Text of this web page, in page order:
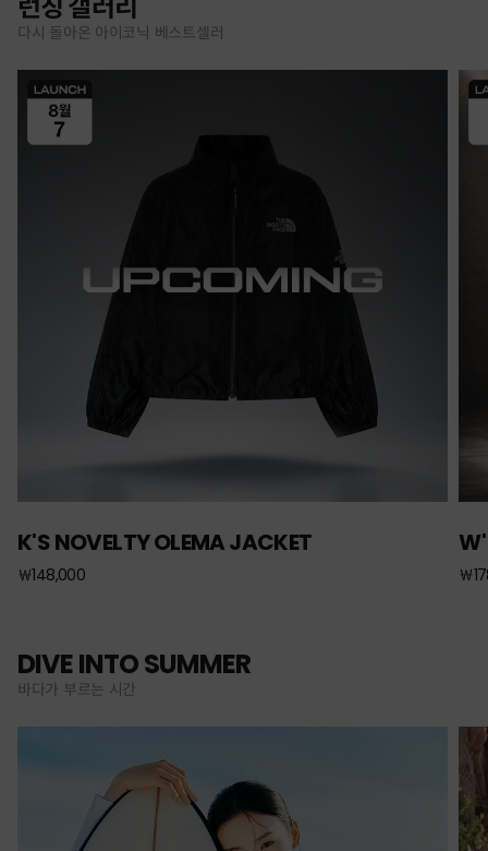
런칭 갤러리
다시 돌아온 아이코닉 베스트셀러
K'S NOVELTY OLEMA JACKET
￦148,000
W'
￦
DIVE INTO SUMMER
바다가 부르는 시간